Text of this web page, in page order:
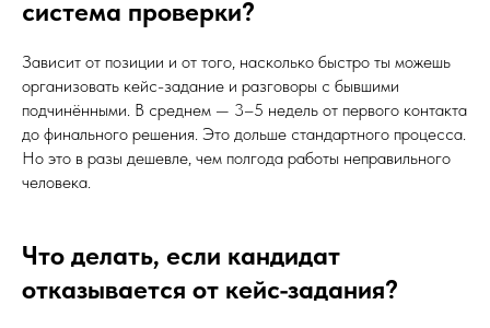
система проверки?
Зависит от позиции и от того, насколько быстро ты можешь
организовать кейс-задание и разговоры с бывшими
подчинёнными. В среднем — 3–5 недель от первого контакта
до финального решения. Это дольше стандартного процесса.
Но это в разы дешевле, чем полгода работы неправильного
человека.
Что делать, если кандидат
отказывается от кейс-задания?